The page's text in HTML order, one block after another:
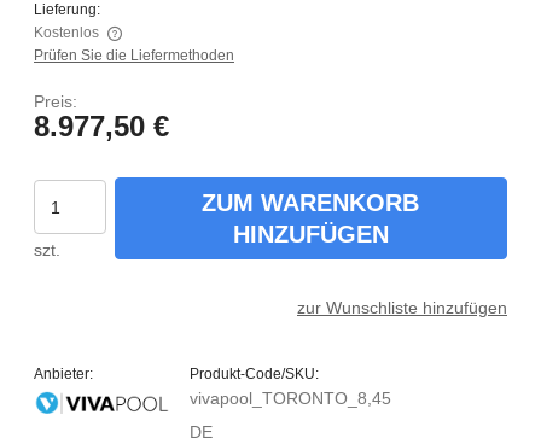
Lieferung:
Kostenlos
Der Preis enthält keine eventuellen Zahlungskosten
Prüfen Sie die Liefermethoden
Preis:
8.977,50 €
szt.
ZUM WARENKORB
HINZUFÜGEN
zur Wunschliste hinzufügen
Anbieter: Produkt-Code/SKU:
vivapool_TORONTO_8,45
DE